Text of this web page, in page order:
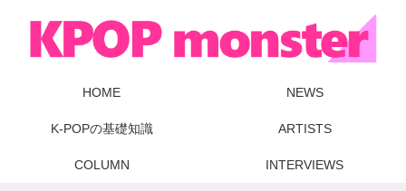
HOME NEWS
K-POPの基礎知識 ARTISTS
COLUMN INTERVIEWS